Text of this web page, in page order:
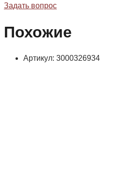
Задать вопрос
Похожие
Артикул: 3000326934